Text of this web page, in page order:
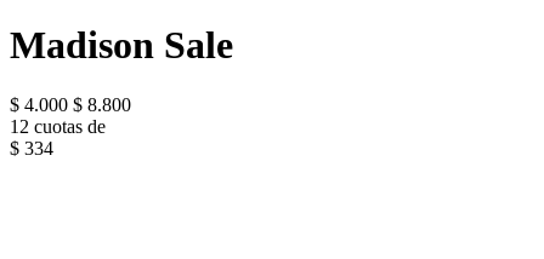
Madison Sale
$ 4.000 $ 8.800
12 cuotas de
$ 334